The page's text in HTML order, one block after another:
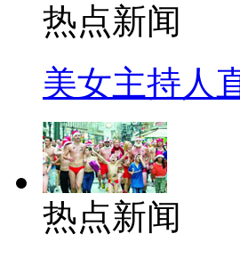
热点新闻
美女主持人
热点新闻